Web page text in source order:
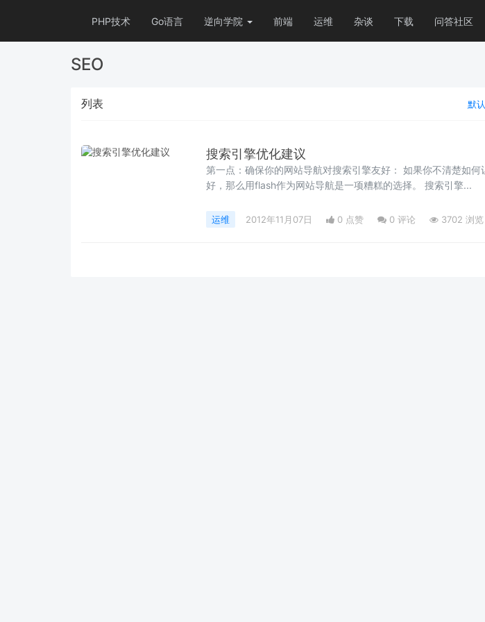
PHP技术 Go语言 逆向学院 前端 运维 杂谈 下载 问答社区
SEO
列表 默认
搜索引擎优化建议
第一点：确保你的网站导航对搜索引擎友好： 如果你不清楚如何让flash对象可以访问有
好，那么用flash作为网站导航是一项糟糕的选择。 搜索引擎...
运维 2012年11月07日 0 点赞 0 评论 3702 浏览